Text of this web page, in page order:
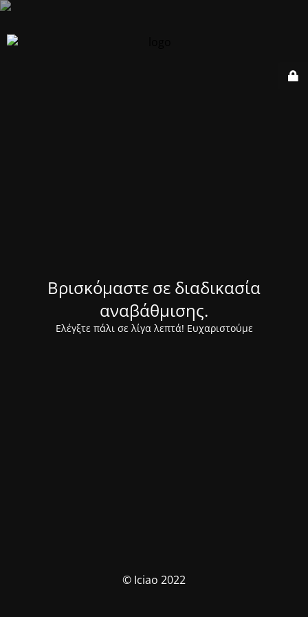
Βρισκόμαστε σε διαδικασία
αναβάθμισης.
Ελέγξτε πάλι σε λίγα λεπτά! Ευχαριστούμε
© Iciao 2022